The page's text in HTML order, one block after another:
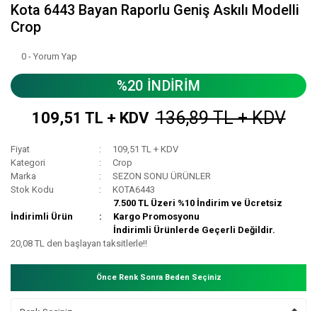
Kota 6443 Bayan Raporlu Geniş Askılı Modelli
Crop
0 - Yorum Yap
%20 İNDİRİM
109,51 TL + KDV 136,89 TL + KDV
Fiyat
109,51 TL + KDV
Kategori
Crop
Marka
SEZON SONU ÜRÜNLER
Stok Kodu
KOTA6443
İndirimli Ürün
7.500 TL Üzeri %10 İndirim ve Ücretsiz
Kargo Promosyonu
İndirimli Ürünlerde Geçerli Değildir.
20,08 TL den başlayan taksitlerle!!
Önce Renk Sonra Beden Seçiniz